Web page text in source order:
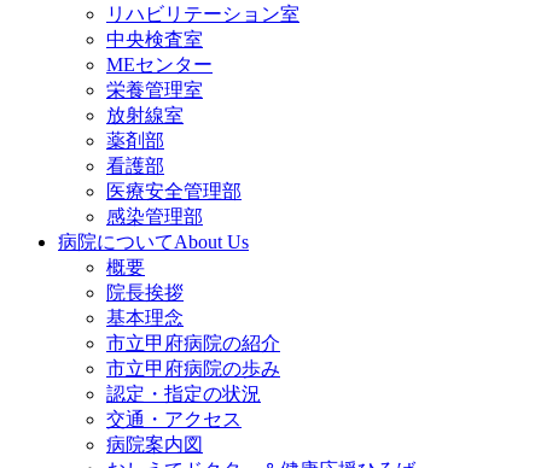
リハビリテーション室
中央検査室
MEセンター
栄養管理室
放射線室
薬剤部
看護部
医療安全管理部
感染管理部
病院についてAbout Us
概要
院長挨拶
基本理念
市立甲府病院の紹介
市立甲府病院の歩み
認定・指定の状況
交通・アクセス
病院案内図